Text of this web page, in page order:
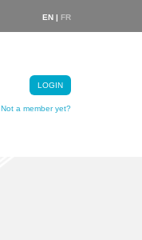
EN | FR
LOGIN
Not a member yet?